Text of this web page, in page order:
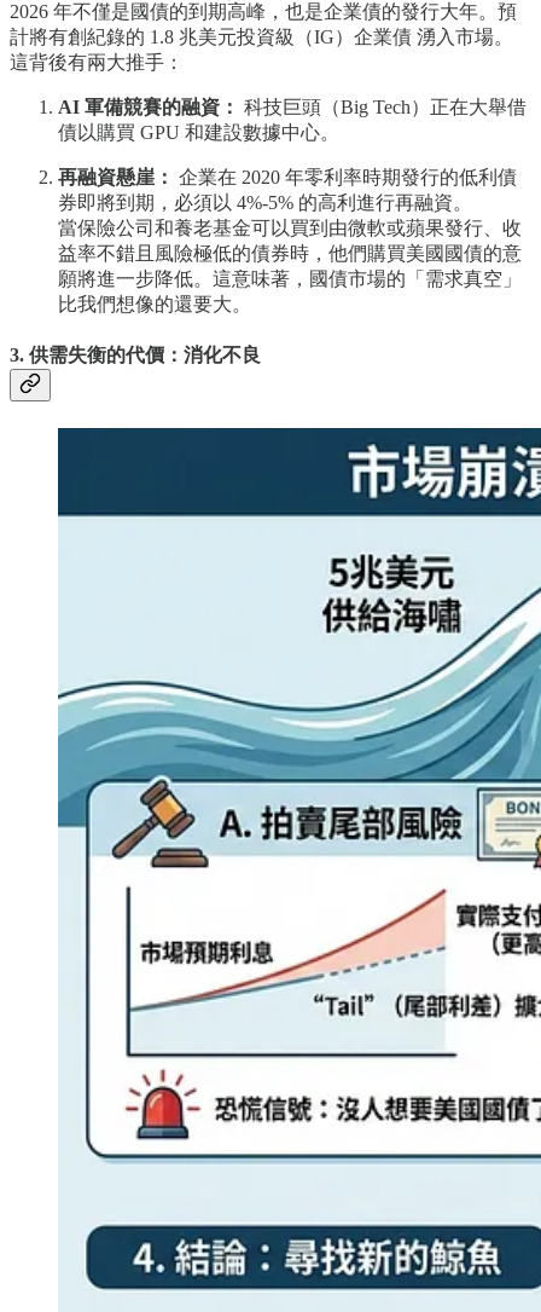
2026 年不僅是國債的到期高峰，也是企業債的發行大年。預
計將有創紀錄的 1.8 兆美元投資級（IG）企業債 湧入市場。
這背後有兩大推手：
AI 軍備競賽的融資： 科技巨頭（Big Tech）正在大舉借
債以購買 GPU 和建設數據中心。
再融資懸崖： 企業在 2020 年零利率時期發行的低利債
券即將到期，必須以 4%-5% 的高利進行再融資。
當保險公司和養老基金可以買到由微軟或蘋果發行、收
益率不錯且風險極低的債券時，他們購買美國國債的意
願將進一步降低。這意味著，國債市場的「需求真空」
比我們想像的還要大。
3. 供需失衡的代價：消化不良